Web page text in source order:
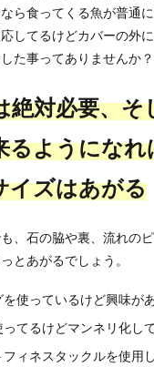
ら食ってくる魚が普通
してるけどカバーの外
た事ってありませんか？
絶対必要、そ
るようになれ
イズはあがる
、石の脇や裏、流れの
とあがるでしょう。
使っているけど興味が
ってるけどマンネリ化し
ィネスタックルを使用